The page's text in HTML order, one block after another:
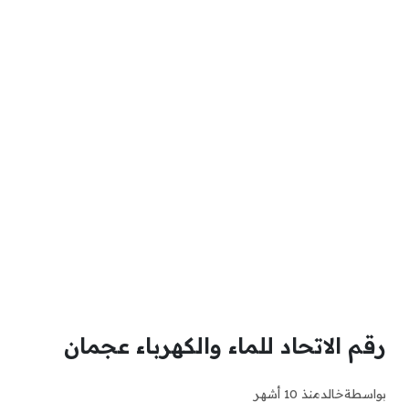
رقم الاتحاد للماء والكهرباء عجمان
بواسطةخالدمنذ 10 أشهر